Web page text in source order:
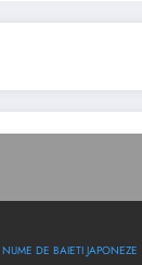
NUME DE BAIETI JAPONEZE